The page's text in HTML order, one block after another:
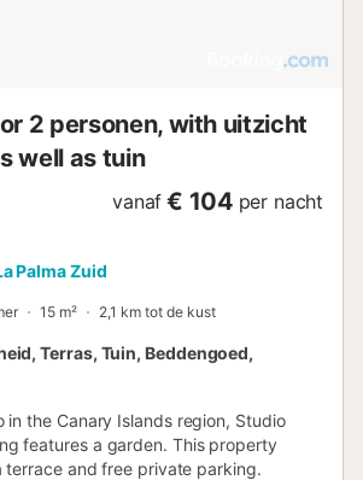
2 personen, with uitzicht
well as tuin
vanaf € 104 per nacht
Palma Zuid
15 m² 2,1 km tot de kust
Terras, Tuin, Beddengoed,
in the Canary Islands region, Studio
features a garden. This property
terrace and free private parking.